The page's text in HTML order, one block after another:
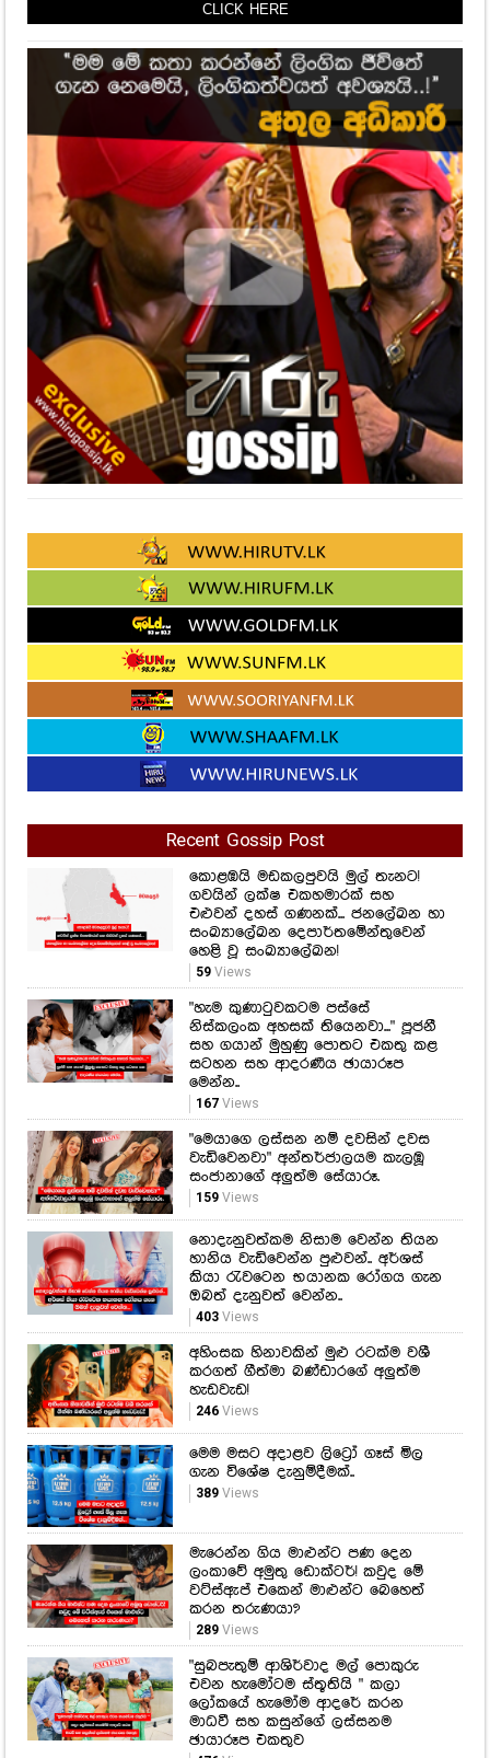
Recent Gossip Post
කොළඹයි මඩකලපුවයි මුල් තැනට!
ගවයින් ලක්ෂ එකහමාරක් සහ
එළුවන් දහස් ගණනක්... ජනලේඛන හා
හෙළි වූ සංඛ්‍යාලේඛන!
59 Views
"හැම කුණාටුවකටම පස්සේ
නිස්කලංක අහසක් තියෙනවා..." පූජනී
සහ ගයාන් මුහුණු පොතට එකතු කළ
සටහන සහ ආදරණීය ඡායාරූප
මෙන්න..
167Views
"මෙයාගෙ ලස්සන නම් දවසින් දවස
වැඩිවෙනවා" අන්තර්ජාලයම කැලඹූ
සංජානාගේ අලුත්ම සේයාරූ.
159Views
නොදැනුවත්කම නිසාම වෙන්න තියන
හානිය වැඩිවෙන්න පුළුවන්.. අර්ශස්
කියා රැවටෙන භයානක රෝගය ගැන
ඔබත් දැනුවත් වෙන්න..
403Views
අහිංසක හිනාවකින් මුළු රටක්ම වශී
කරගත් ගීත්මා බණ්ඩාරගේ අලුත්ම
හැඩවැඩ!
246 Views
මෙම මසට අදාළව ලිට්‍රෝ ගෑස් මිල
ගැන විශේෂ දැනුම්දීමක්..
389Views
මැරෙන්න ගිය මාළුන්ට පණ දෙන
ලංකාවේ අමුතු ඩොක්ටර්! කවුද මේ
වට්ස්ඇප් එකෙන් මාළුන්ට බෙහෙත්
කරන තරුණයා?
"සුබපැතුම් ආශිර්වාද මල් පොකුරු
එවන හැමෝටම ස්තූතියි " කලා
ලෝකයේ හැමෝම ආදරේ කරන
මාධවී සහ කසුන්ගේ ලස්සනම
ඡායාරූප එකතුව
476 Views
හෙට දිනයේ කාලගුණ අනාවැකිය..
අකුණු සහ තද සුළං ගැන විශේෂ
නිවේදනයක්!
239Views